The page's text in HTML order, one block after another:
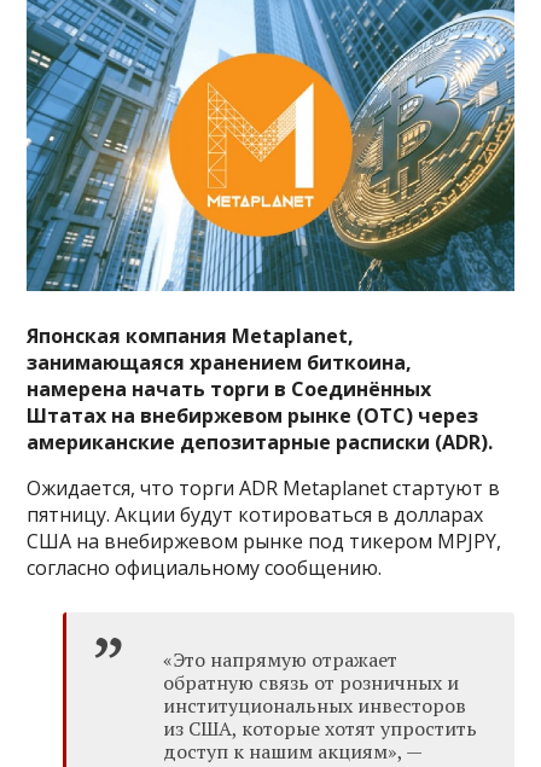
Японская компания Metaplanet,
занимающаяся хранением биткоина,
намерена начать торги в Соединённых
Штатах на внебиржевом рынке (OTC) через
американские депозитарные расписки (ADR).
Ожидается, что торги ADR Metaplanet стартуют в
пятницу. Акции будут котироваться в долларах
США на внебиржевом рынке под тикером MPJPY,
согласно официальному сообщению.
«Это напрямую отражает
обратную связь от розничных и
институциональных инвесторов
из США, которые хотят упростить
доступ к нашим акциям», —